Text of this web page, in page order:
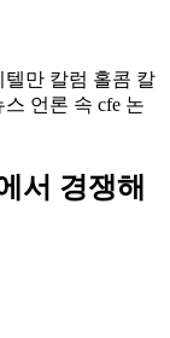
텔만 칼럼 홀콤 칼
스 언론 속 cfe 논
서 경쟁해